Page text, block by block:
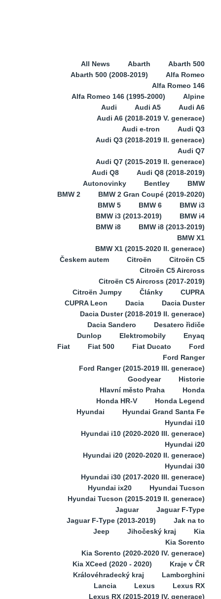
All News Abarth
Abarth 500
Abarth 500 (2008-2019)
Alfa Romeo
Alfa Romeo 146
Alfa Romeo 146 (1995-2000)
Alpine
Audi
Audi A5
Audi A6
Audi A6 (2018-2019 V. generace)
Audi e-tron
Audi Q3
Audi Q3 (2018-2019 II. generace)
Audi Q7
Audi Q7 (2015-2019 II. generace)
Audi Q8
Audi Q8 (2018-2019)
Autonovinky
Bentley
BMW
BMW 2
BMW 2 Gran Coupé (2019-2020)
BMW 5
BMW 6
BMW i3
BMW i3 (2013-2019)
BMW i4
BMW i8
BMW i8 (2013-2019)
BMW X1
BMW X1 (2015-2020 II. generace)
Českem autem
Citroën
Citroën C5
Citroën C5 Aircross
Citroën C5 Aircross (2017-2019)
Citroën Jumpy
Články
CUPRA
CUPRA Leon
Dacia
Dacia Duster
Dacia Duster (2018-2019 II. generace)
Dacia Sandero
Desatero řidiče
Dunlop
Elektromobily
Enyaq
Fiat
Fiat 500 Fiat Ducato
Ford
Ford Ranger
Ford Ranger (2015-2019 III. generace)
Goodyear
Historie
Hlavní město Praha
Honda
Honda HR-V
Honda Legend
Hyundai
Hyundai Grand Santa Fe
Hyundai i10
Hyundai i10 (2020-2020 III. generace)
Hyundai i20
Hyundai i20 (2020-2020 II. generace)
Hyundai i30
Hyundai i30 (2017-2020 III. generace)
Hyundai ix20
Hyundai Tucson
Hyundai Tucson (2015-2019 II. generace)
Jaguar
Jaguar F-Type
Jaguar F-Type (2013-2019)
Jak na to
Jeep
Jihočeský kraj
Kia
Kia Sorento
Kia Sorento (2020-2020 IV. generace)
Kia XCeed (2020 - 2020)
Kraje v ČR
Královéhradecký kraj
Lamborghini
Lancia
Lexus
Lexus RX
Lexus RX (2015-2019 IV. generace)